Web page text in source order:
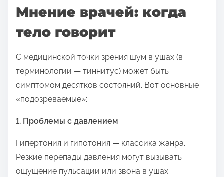
ь
ю
в
Мнение врачей: когда
тело говорит
С медицинской точки зрения шум в ушах (в
терминологии — тиннитус) может быть
симптомом десятков состояний. Вот основные
«подозреваемые»:
1. Проблемы с давлением
Гипертония и гипотония — классика жанра.
Резкие перепады давления могут вызывать
ощущение пульсации или звона в ушах.